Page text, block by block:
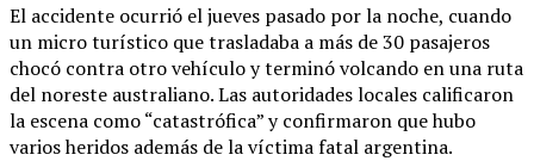
El accidente ocurrió el jueves pasado por la noche, cuando
un micro turístico que trasladaba a más de 30 pasajeros
chocó contra otro vehículo y terminó volcando en una ruta
del noreste australiano. Las autoridades locales calificaron
la escena como “catastrófica” y confirmaron que hubo
varios heridos además de la víctima fatal argentina.